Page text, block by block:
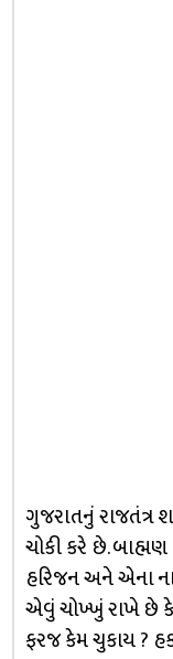
ગુજરાતનું રાજતંત્ર
ચોકી કરે છે.
હરિજન અને એના
એવું ચોખ્ખું રાખે છે
ફરજ કેમ ચુકાય ?